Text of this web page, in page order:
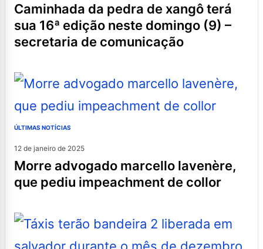
caminhada da pedra de xangô terá
sua 16ª edição neste domingo (9) –
secretaria de comunicação
ÚLTIMAS NOTÍCIAS
12 de janeiro de 2025
morre advogado marcello lavenère,
que pediu impeachment de collor